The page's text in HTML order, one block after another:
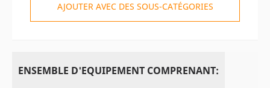
AJOUTER AVEC DES SOUS-CATÉGORIES
ENSEMBLE D'EQUIPEMENT COMPRENANT: